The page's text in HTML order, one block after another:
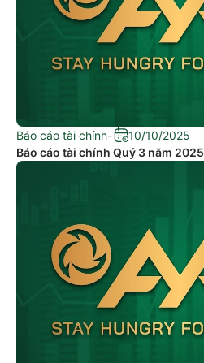
Báo cáo tài chính-
10/10/2025
Báo cáo tài chính Quý 3 năm 2025